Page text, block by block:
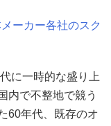
ーカー各社のスク
に一時的な盛り上
内で不整地で競う
60年代、既存のオ